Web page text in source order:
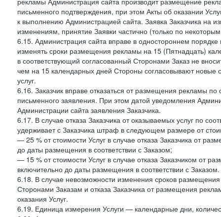
письменного подтверждения, при этом Акты об оказании
к выполнению Администрацией сайта. Заявка Заказчика на
изменениям, принятие Заявки частично (только по
6.15. Администрация сайта вправе в одностороннем
изменять сроки размещения рекламы на 15 (Пятнадцать)
в соответствующий согласованный Сторонами Заказ не
чем на 15 календарных дней Стороны согласовывают новые
услуг.
6.16. Заказчик вправе отказаться от размещения рекламы
письменного заявления. При этом датой уведомления
Администрации сайта заявления Заказчика.
6.17. В случае отказа Заказчика от оказываемых услуг по
удерживает с Заказчика штраф в следующем размере от
— 25 % от стоимости Услуг в случае отказа Заказчика от
до даты размещения в соответствии с Заказом;
— 15 % от стоимости Услуг в случае отказа Заказчиком от
включительно до даты размещения в соответствии с Заказом.
6.18. В случае невозможности изменения сроков
Сторонами Заказам и отказа Заказчика от размещения
оказания Услуг.
6.19. Единица измерения Услуги — календарные дни,